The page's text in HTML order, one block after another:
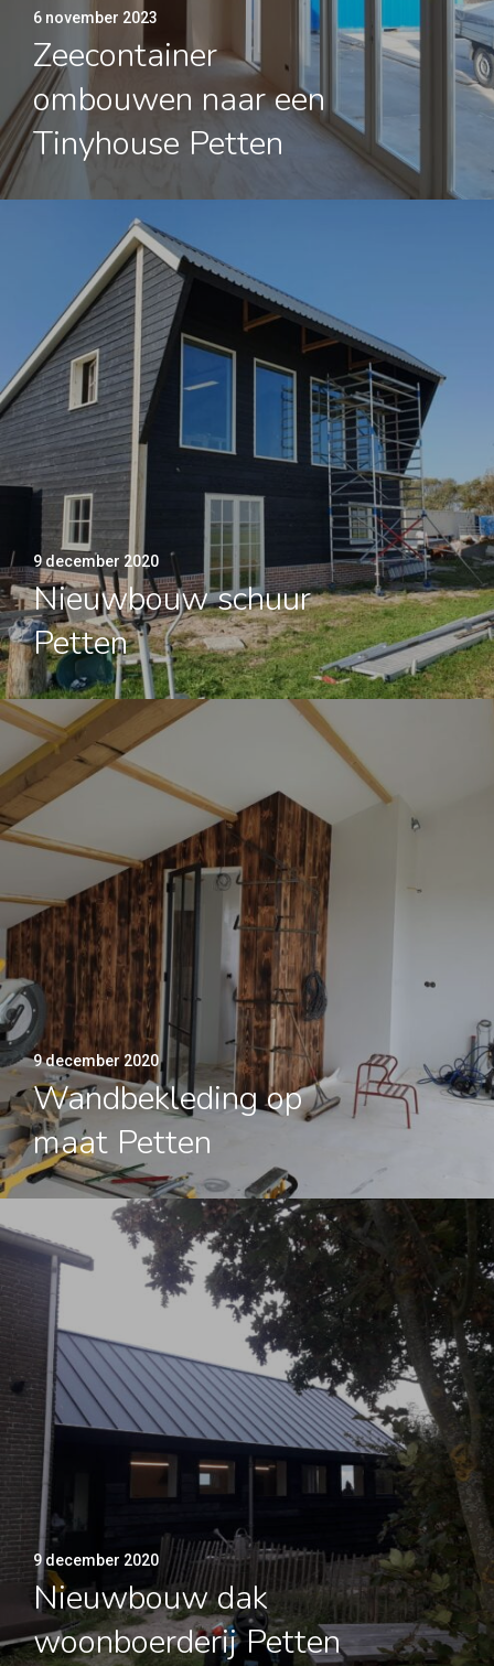
6 november 2023
Zeecontainer
ombouwen naar een
Tinyhouse Petten
9 december 2020
Nieuwbouw schuur
Petten
9 december 2020
Wandbekleding op
maat Petten
9 december 2020
Nieuwbouw dak
woonboerderij Petten